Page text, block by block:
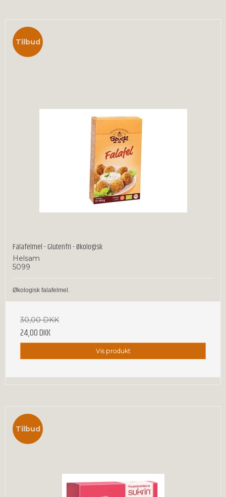
Tilbud
Falafelmel - Glutenfri - Økologisk
Helsam
5099
Økologisk falafelmel.
30,00 DKK
24,00 DKK
Vis produkt
Tilbud